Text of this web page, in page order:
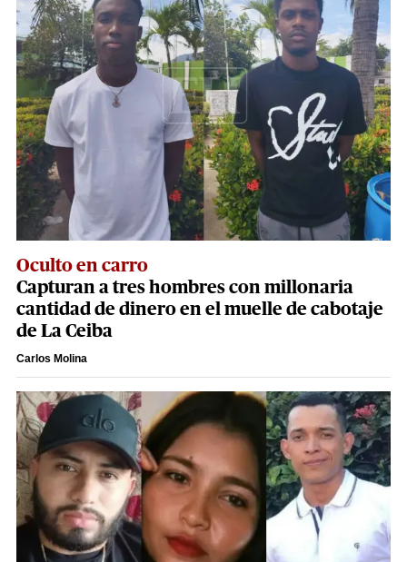
Oculto en carro
Capturan a tres hombres con millonaria
cantidad de dinero en el muelle de cabotaje
de La Ceiba
Carlos Molina